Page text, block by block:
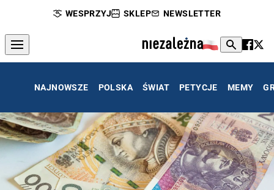
WESPRZYJ SKLEP NEWSLETTER
NAJNOWSZE POLSKA ŚWIAT PETYCJE MEMY